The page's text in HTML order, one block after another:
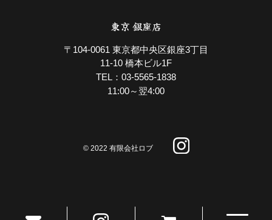
東京 銀座店
〒104-0061 東京都中央区銀座3丁目
11-10 橋本ビル1F
TEL：03-5565-1838
11:00～翌4:00
© 2022 有限会社ロブ